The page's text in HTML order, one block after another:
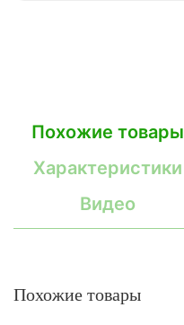
Похожие товары
Характеристики
Видео
Похожие товары